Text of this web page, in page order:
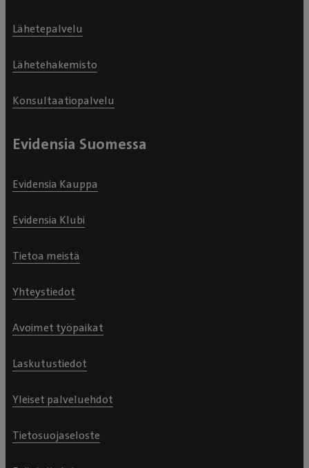
Lähetepalvelu
Lähetehakemisto
Konsultaatiopalvelu
Evidensia Suomessa
Evidensia Kauppa
Evidensia Klubi
Tietoa meistä
Yhteystiedot
Avoimet työpaikat
Laskutustiedot
Yleiset palveluehdot
Tietosuojaseloste